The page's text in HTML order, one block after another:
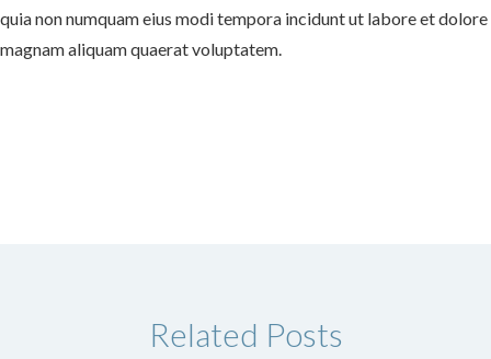
quia non numquam eius modi tempora incidunt ut labore et dolore
magnam aliquam quaerat voluptatem.
Related Posts